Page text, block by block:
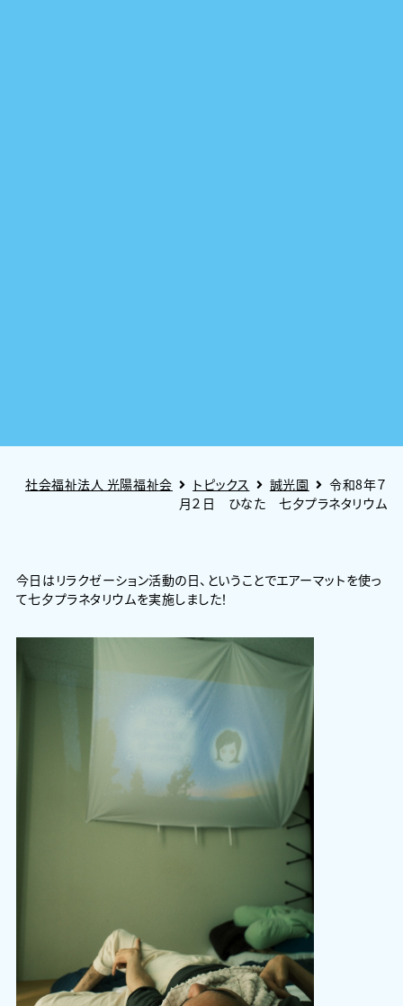
社会福祉法人 光陽福祉会 トピックス 誠光園
令和8年７
月２日 ひなた 七夕プラネタリウム
今日はリラクゼーション活動の日、ということでエアーマットを使っ
て七夕プラネタリウムを実施しました！